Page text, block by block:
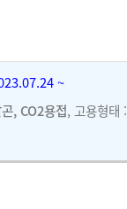
~
, CO2용접, 고용형태 :